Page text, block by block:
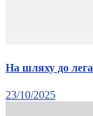
На шляху до
23/10/2025